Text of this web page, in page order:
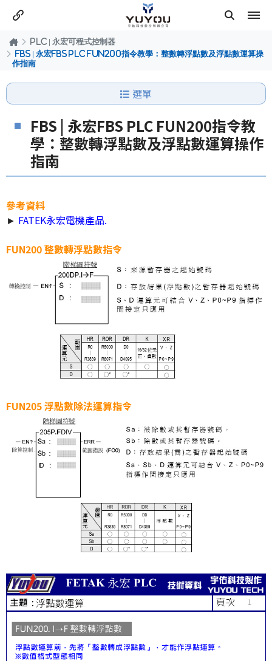
PLC | 永宏可程式控制器
FBS | 永宏FBS PLC FUN200指令教學：整數轉浮點數及浮點數運算操
作指南
選單
FBS | 永宏FBS PLC FUN200指令教
學：整數轉浮點數及浮點數運算操作
指南
參考資料
► FATEK永宏電機產品.
FUN200 整數轉浮點數指令
FUN205 浮點數除法運算指令